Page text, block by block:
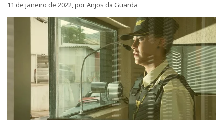
11 de janeiro de 2022, por Anjos da Guarda